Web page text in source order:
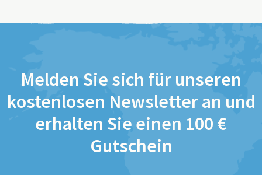
Melden Sie sich für unseren
kostenlosen Newsletter an und
erhalten Sie einen 100 €
Gutschein